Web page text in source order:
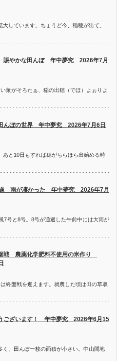
しています。ちょうど今、稲穂が出て、
賑やかな田んぼ 年中夢究 2026年7月
衆がそろたぁ、稲の出穂（でほ）よぉりよ
んぼの世界 年中夢究 2026年7月6日
あと10日もすれば穂がちらほら出始める時
過 雨が凄かった 年中夢究 2026年7月
7号と8号。8号が通過した午前中には大雨が
戦 農薬化学肥料不使用の米作り
終盤戦を迎えます。就農した頃は田の草取
ございます！ 年中夢究 2026年6月15
く、田んぼ一枚の面積が小さい。中山間地